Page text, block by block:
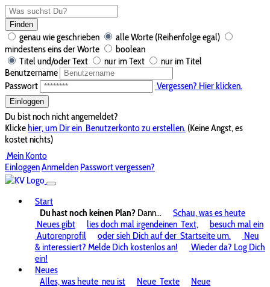
Finden
genau wie geschrieben
alle Worte (Reihenfolge egal)
mindestens eins der Worte
boolean
Titel und/oder Text
nur im Text
nur im Titel
Benutzername
Passwort
Vergessen? Hier klicken.
Einloggen
Du bist noch nicht angemeldet?
Klickehier, um Dir ein Benutzerkonto zu erstellen. (Keine Angst, es
kostet nichts)
Mein Konto
EinloggenAnmelden Passwort vergessen?
Start
Du hast noch keinen Plan? Dann...
Schau, was es heute
Neues gibt
lies doch mal irgendeinen Text,
besuch mal ein
Autorenprofil
oder sieh Dich auf der Startseite um.
Neu
& interessiert? Melde Dich kostenlos an!
Wieder da? Log Dich
ein!
Neues
Alles, was heute neu ist Neue Texte
Neue